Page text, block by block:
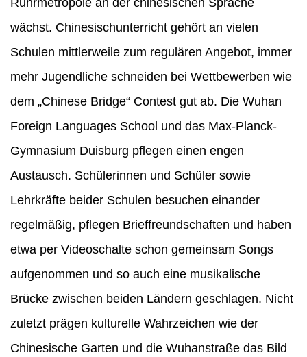
Ruhrmetropole an der chinesischen Sprache
wächst. Chinesischunterricht gehört an vielen
Schulen mittlerweile zum regulären Angebot, immer
mehr Jugendliche schneiden bei Wettbewerben wie
dem „Chinese Bridge“ Contest gut ab. Die Wuhan
Foreign Languages School und das Max-Planck-
Gymnasium Duisburg pflegen einen engen
Austausch. Schülerinnen und Schüler sowie
Lehrkräfte beider Schulen besuchen einander
regelmäßig, pflegen Brieffreundschaften und haben
etwa per Videoschalte schon gemeinsam Songs
aufgenommen und so auch eine musikalische
Brücke zwischen beiden Ländern geschlagen. Nicht
zuletzt prägen kulturelle Wahrzeichen wie der
Chinesische Garten und die Wuhanstraße das Bild